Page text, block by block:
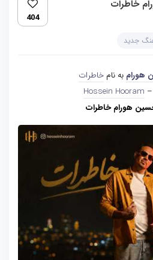
خاطرات
404
جدید
هورام به نام خاطرات
Hossein Hooram –
هورام خاطرات